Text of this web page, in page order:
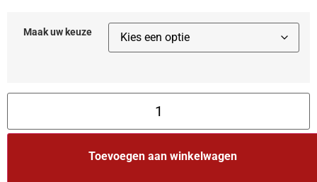
Maak uw keuze
Toevoegen aan winkelwagen